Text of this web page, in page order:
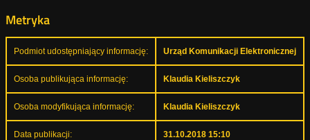
Metryka
Podmiot udostępniający informację: Urząd Komunikacji Elektronicznej
Osoba publikująca informację: Klaudia Kieliszczyk
Osoba modyfikująca informację: Klaudia Kieliszczyk
Data publikacji: 31.10.2018 15:10